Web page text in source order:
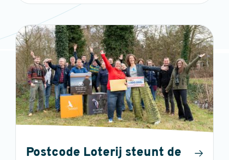
Postcode Loterij steunt de